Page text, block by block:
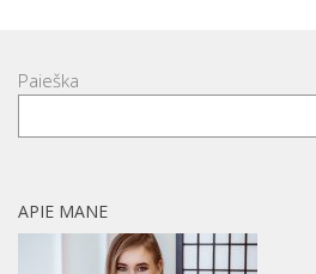
Paieška
APIE MANE